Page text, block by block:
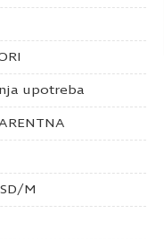
upotreba
/M